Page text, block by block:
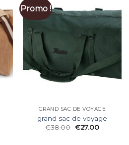
Promo !
GRAND SAC DE VOYAGE
grand sac de voyage
€38.00 €27.00